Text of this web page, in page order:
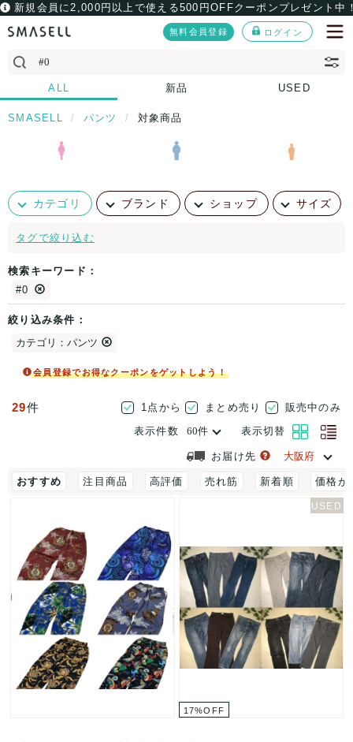
新規会員に2,000円以上で使える500円OFFクーポンプレゼント中
無料会員登録 ログイン
ALL 新品 USED
SMASELL パンツ 対象商品
カテゴリ ブランド ショップ サイズ
タグで絞り込む
検索キーワード：
#0
絞り込み条件：
カテゴリ：パンツ
会員登録でお得なクーポンをゲットしよう！
29件 1点から まとめ売り
販売中のみ
表示件数
表示切替
お届け先
おすすめ 注目商品 高評価 売れ筋 新着順 価格が
17%OFF